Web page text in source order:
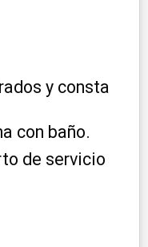
y consta
con baño.
de servicio